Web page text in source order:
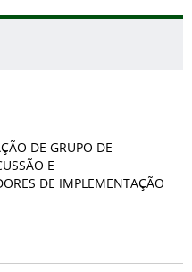
DE GRUPO DE
E
DE IMPLEMENTAÇÃO